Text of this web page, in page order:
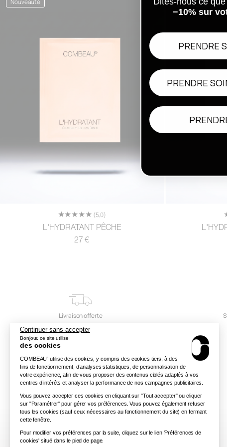
Continuer sans accepter
Bonjour, ce site utilise
des cookies
COMBEAU© utilise des cookies, y compris des cookies tiers, à des
fins de fonctionnement, d’analyses statistiques, de personnalisation de
votre expérience, afin de vous proposer des contenus ciblés adaptés à vos
centres d’intérêts et analyser la performance de nos campagnes publicitaires.
Vous pouvez accepter ces cookies en cliquant sur "Tout accepter" ou cliquer
sur "Paramétrer" pour gérer vos préférences. Vous pouvez également refuser
tous les cookies (sauf ceux nécessaires au fonctionnement du site) en fermant
cette fenêtre.
Pour modifier vos préférences par la suite, cliquez sur le lien 'Préférences de
cookies' situé dans le pied de page.
(5,0)
L'HYDRATANT PÊCHE
Prix
27 €
Livraison offerte
−10% sur
PRENDRE
PRENDRE